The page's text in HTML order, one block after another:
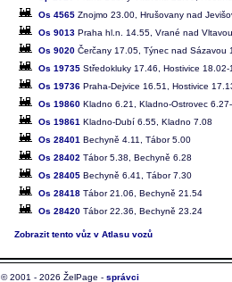
Os 4565 Znojmo 23.00, Hrušovany nad
Os 9013 Praha hl.n. 14.55, Vrané nad
Os 9020 Čerčany 17.05, Týnec nad
Os 19735 Středokluky 17.46, Hostivice
Os 19736 Praha-Dejvice 16.51, Hostivice
Os 19860 Kladno 6.21, Kladno-Ostrovec
Os 19861 Kladno-Dubí 6.55, Kladno 7.08
Os 28401 Bechyně 4.11, Tábor 5.00
Os 28402 Tábor 5.38, Bechyně 6.28
Os 28405 Bechyně 6.41, Tábor 7.30
Os 28418 Tábor 21.06, Bechyně 21.54
Os 28420 Tábor 22.36, Bechyně 23.24
Zobrazit tento vůz v Atlasu vozů
© 2001 - 2026 ŽelPage - správci